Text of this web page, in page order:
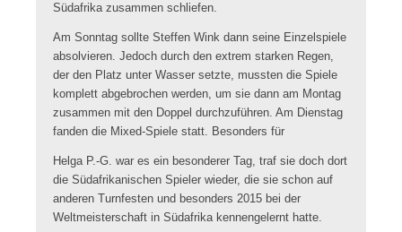
Südafrika zusammen schliefen.
Am Sonntag sollte Steffen Wink dann seine Einzelspiele
absolvieren. Jedoch durch den extrem starken Regen,
der den Platz unter Wasser setzte, mussten die Spiele
komplett abgebrochen werden, um sie dann am Montag
zusammen mit den Doppel durchzuführen. Am Dienstag
fanden die Mixed-Spiele statt. Besonders für
Helga P.-G. war es ein besonderer Tag, traf sie doch dort
die Südafrikanischen Spieler wieder, die sie schon auf
anderen Turnfesten und besonders 2015 bei der
Weltmeisterschaft in Südafrika kennengelernt hatte.